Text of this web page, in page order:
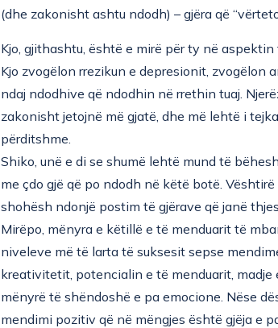
(dhe zakonisht ashtu ndodh) – gjëra që
Kjo, gjithashtu, është e mirë për ty në aspektin
Kjo zvogëlon rrezikun e depresionit, zvogëlon
ndaj ndodhive që ndodhin në rrethin tuaj.
zakonisht jetojnë më gjatë, dhe më lehtë i
përditshme.
Shiko, unë e di se shumë lehtë mund të
me çdo gjë që po ndodh në këtë botë.
shohësh ndonjë postim të gjërave që janë
Mirëpo, mënyra e këtillë e të menduarit të
niveleve më të larta të suksesit sepse
kreativitetit, potencialin e të menduarit, madje
mënyrë të shëndoshë e pa emocione. Nëse
mendimi pozitiv që në mëngjes është gjëja e